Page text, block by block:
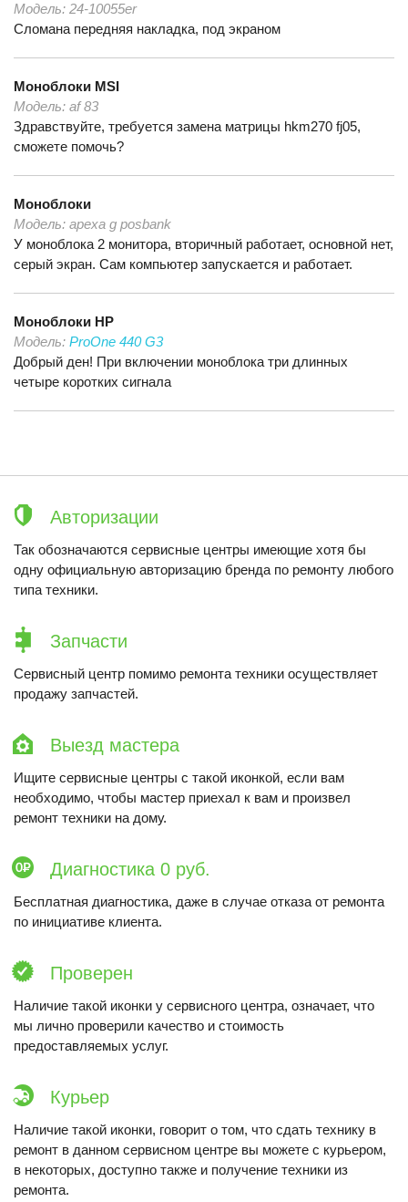
Модель: 24-10055er
Сломана передняя накладка, под экраном
Моноблоки MSI
Модель: af 83
Здравствуйте, требуется замена матрицы hkm270 fj05,
сможете помочь?
Моноблоки
Модель: apexa g posbank
У моноблока 2 монитора, вторичный работает, основной нет,
серый экран. Сам компьютер запускается и работает.
Моноблоки HP
Модель: ProOne 440 G3
Добрый ден! При включении моноблока три длинных
четыре коротких сигнала
Авторизации
Так обозначаются сервисные центры имеющие хотя бы
одну официальную авторизацию бренда по ремонту любого
типа техники.
Запчасти
Сервисный центр помимо ремонта техники осуществляет
продажу запчастей.
Выезд мастера
Ищите сервисные центры с такой иконкой, если вам
необходимо, чтобы мастер приехал к вам и произвел
ремонт техники на дому.
Диагностика 0 руб.
Бесплатная диагностика, даже в случае отказа от ремонта
по инициативе клиента.
Проверен
Наличие такой иконки у сервисного центра, означает, что
мы лично проверили качество и стоимость
предоставляемых услуг.
Курьер
Наличие такой иконки, говорит о том, что сдать технику в
ремонт в данном сервисном центре вы можете с курьером,
в некоторых, доступно также и получение техники из
ремонта.